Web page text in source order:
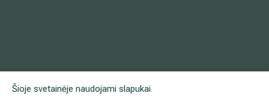
Šioje svetainėje naudojami slapukai